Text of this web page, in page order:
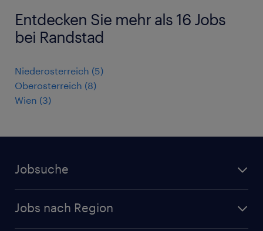
Entdecken Sie mehr als 16 Jobs
bei Randstad
Niederosterreich (5)
Oberosterreich (8)
Wien (3)
Jobsuche
Initiativbewerbung
Jobs nach Region